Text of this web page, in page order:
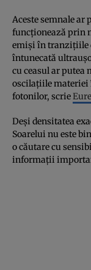
Aceste semnale ar
funcționează prin
emiși în tranzițiile
întunecată
cu ceasul ar putea
oscilațiile materiei
fotonilor, scrie
Deși densitatea
Soarelui nu este
o căutare cu
informații